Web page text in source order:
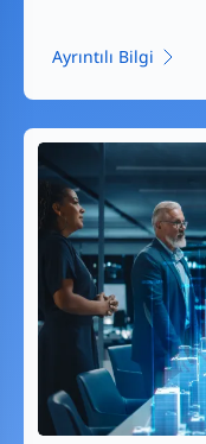
Ayrıntılı Bilgi